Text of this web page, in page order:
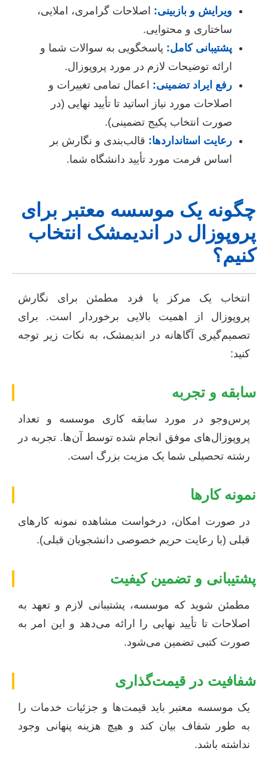
ویرایش و بازبینی: اصلاحات گرامری، املایی،
ساختاری و محتوایی.
پشتیبانی کامل: پاسخگویی به سوالات شما و
ارائه توضیحات لازم در مورد پروپوزال.
رفع ایراد تضمینی: اعمال تمامی تغییرات و
اصلاحات مورد نیاز اساتید تا تأیید نهایی (در
صورت انتخاب پکیج تضمینی).
رعایت استانداردها: قالب‌بندی و نگارش بر
اساس فرمت مورد تأیید دانشگاه شما.
چگونه یک موسسه معتبر برای
پروپوزال در اندیمشک انتخاب
کنیم؟
انتخاب یک مرکز یا فرد مطمئن برای نگارش
پروپوزال از اهمیت بالایی برخوردار است. برای
تصمیم‌گیری آگاهانه در اندیمشک، به نکات زیر توجه
کنید:
سابقه و تجربه
پرس‌وجو در مورد سابقه کاری موسسه و تعداد
پروپوزال‌های موفق انجام شده توسط آن‌ها. تجربه در
رشته تحصیلی شما یک مزیت بزرگ است.
نمونه کارها
در صورت امکان، درخواست مشاهده نمونه کارهای
قبلی (با رعایت حریم خصوصی دانشجویان قبلی).
پشتیبانی و تضمین کیفیت
مطمئن شوید که موسسه، پشتیبانی لازم و تعهد به
اصلاحات تا تأیید نهایی را ارائه می‌دهد و این امر به
صورت کتبی تضمین می‌شود.
شفافیت در قیمت‌گذاری
یک موسسه معتبر باید قیمت‌ها و جزئیات خدمات را
به طور شفاف بیان کند و هیچ هزینه پنهانی وجود
نداشته باشد.